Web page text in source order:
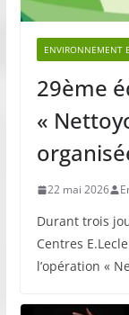
ENVIRONNEMENT
29ème
«
22 mai 2026
Durant trois
Centres
l’opération «